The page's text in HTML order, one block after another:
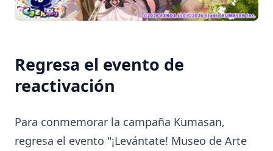
Regresa el evento de
reactivación
Para conmemorar la campaña Kumasan,
regresa el evento "¡Levántate! Museo de Arte